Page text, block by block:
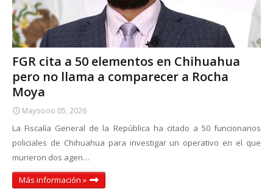
FGR cita a 50 elementos en Chihuahua
pero no llama a comparecer a Rocha
Moya
Mayoooo 05, 2026
La Fiscalía General de la República ha citado a 50 funcionarios
policiales de Chihuahua para investigar un operativo en el que
murieron dos agen…
Más información »